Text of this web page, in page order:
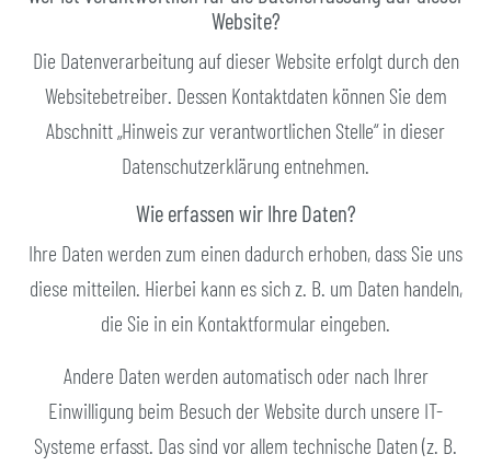
Website?
Die Datenverarbeitung auf dieser Website erfolgt durch den
Websitebetreiber. Dessen Kontaktdaten können Sie dem
Abschnitt „Hinweis zur verantwortlichen Stelle“ in dieser
Datenschutzerklärung entnehmen.
Wie erfassen wir Ihre Daten?
Ihre Daten werden zum einen dadurch erhoben, dass Sie uns
diese mitteilen. Hierbei kann es sich z. B. um Daten handeln,
die Sie in ein Kontaktformular eingeben.
Andere Daten werden automatisch oder nach Ihrer
Einwilligung beim Besuch der Website durch unsere IT-
Systeme erfasst. Das sind vor allem technische Daten (z. B.